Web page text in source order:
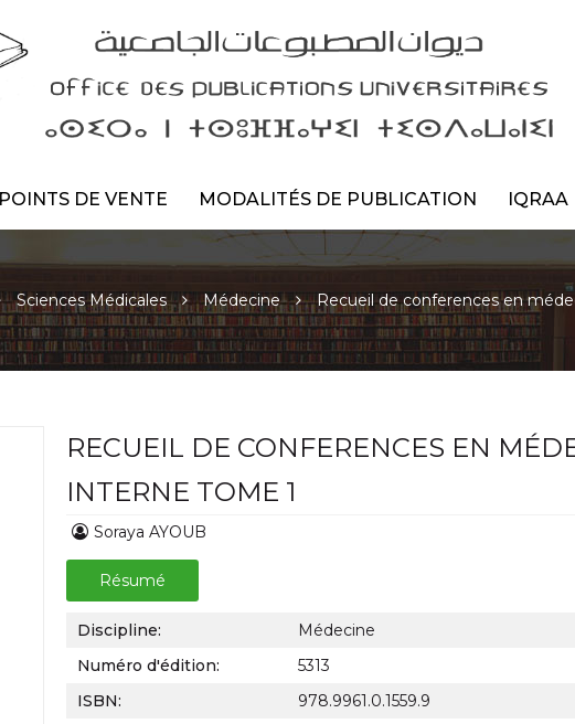
POINTS DE VENTE MODALITÉS DE PUBLICATION IQRAA
Sciences Médicales Médecine Recueil de conferences en
RECUEIL DE CONFERENCES EN
INTERNE TOME 1
Soraya AYOUB
Résumé
Discipline:
Médecine
Numéro d'édition:
5313
ISBN:
978.9961.0.1559.9